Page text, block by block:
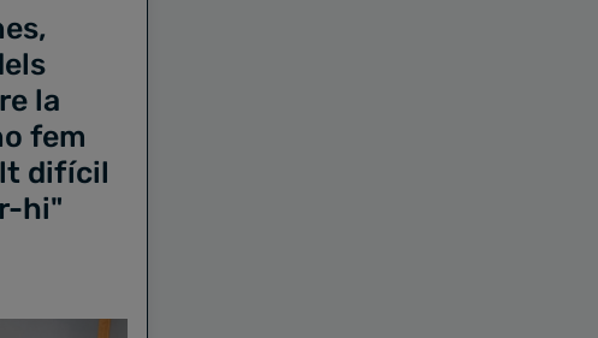
la
fem
difícil
hi"